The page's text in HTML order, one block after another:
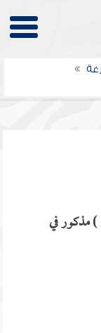
مذكور في